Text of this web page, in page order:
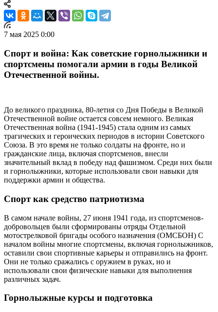
7 мая 2025 0:00
Спорт и война: Как советские горнолыжники и
спортсмены помогали армии в годы Великой
Отечественной войны.
До великого праздника, 80-летия со Дня Победы в Великой
Отечественной войне остается совсем немного. Великая
Отечественная война (1941-1945) стала одним из самых
трагических и героических периодов в истории Советского
Союза. В это время не только солдаты на фронте, но и
гражданские лица, включая спортсменов, внесли
значительный вклад в победу над фашизмом. Среди них были
и горнолыжники, которые использовали свои навыки для
поддержки армии и общества.
Спорт как средство патриотизма
В самом начале войны, 27 июня 1941 года, из спортсменов-
добровольцев были сформированы отряды Отдельной
мотострелковой бригады особого назначения (ОМСБОН) С
началом войны многие спортсмены, включая горнолыжников,
оставили свои спортивные карьеры и отправились на фронт.
Они не только сражались с оружием в руках, но и
использовали свои физические навыки для выполнения
различных задач.
Горнолыжные курсы и подготовка